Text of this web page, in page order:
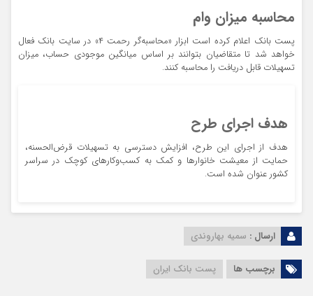
محاسبه میزان وام
پست بانک اعلام کرده است ابزار «محاسبه‌گر رحمت ۴» در سایت بانک فعال
خواهد شد تا متقاضیان بتوانند بر اساس میانگین موجودی حساب، میزان
تسهیلات قابل دریافت را محاسبه کنند.
هدف اجرای طرح
هدف از اجرای این طرح، افزایش دسترسی به تسهیلات قرض‌الحسنه،
حمایت از معیشت خانوارها و کمک به کسب‌وکارهای کوچک در سراسر
کشور عنوان شده است.
ارسال : سمیه بهاروندی
برچسب ها پست بانک ایران